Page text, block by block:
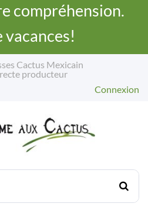
compréhension.
vacances!
Cactus Mexicain
producteur
Connexion